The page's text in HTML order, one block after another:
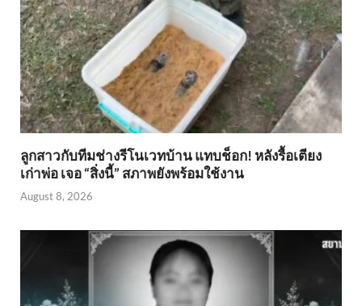
ลูกสาวกับทีมช่างรีโนเวทบ้าน แทบช็อก! หลังรื้อเตียง
เก่าพ่อ เจอ “สิ่งนี้” สภาพยังพร้อมใช้งาน
August 8, 2026